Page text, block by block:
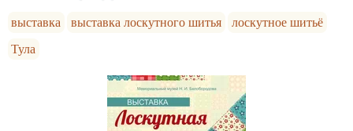
выставка выставка лоскутного шитья
лоскутное шитьё
Тула